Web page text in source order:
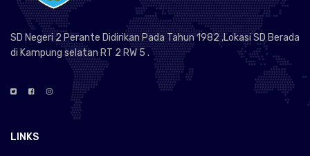
SD Negeri 2 Perante Didirikan Pada Tahun 1982 ,Lokasi SD Berada
di Kampung selatan RT 2 RW 5 .
LINKS